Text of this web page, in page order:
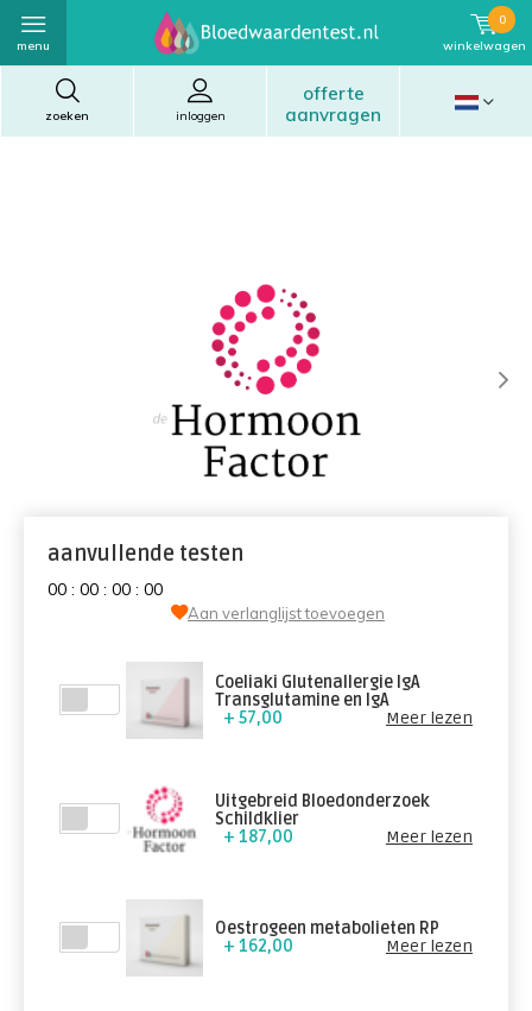
zoeken
offerte
aanvragen
inloggen
menu winkelwagen
0
aanvullende testen
00 : 00 : 00 : 00
Aan verlanglijst toevoegen
Coeliaki Glutenallergie IgA
Transglutamine en IgA
+ 57,00
Meer lezen
Uitgebreid Bloedonderzoek
Schildklier
+ 187,00
Meer lezen
Oestrogeen metabolieten RP
+ 162,00
Meer lezen